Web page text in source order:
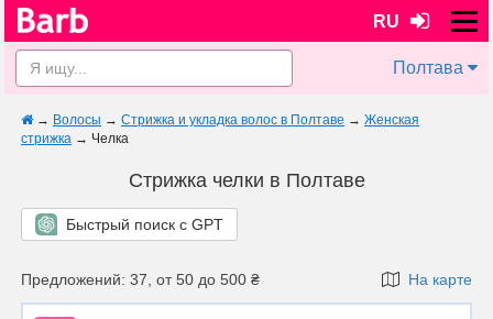
RU
Полтава
→ Волосы → Стрижка и укладка волос в Полтаве → Женская
стрижка → Челка
Стрижка челки в Полтаве
Быстрый поиск с GPT
Предложений: 37, от 50 до 500 ₴ На карте